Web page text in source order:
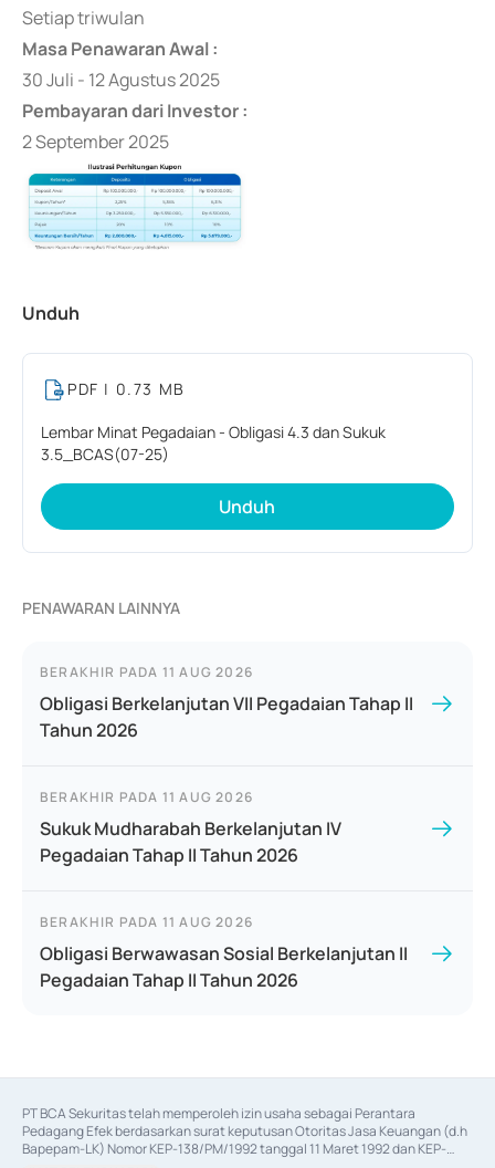
Setiap triwulan
Masa Penawaran Awal :
30 Juli - 12 Agustus 2025
Pembayaran dari Investor :
2 September 2025
Unduh
PDF | 0.73 MB
Lembar Minat Pegadaian - Obligasi 4.3 dan Sukuk
3.5_BCAS(07-25)
Unduh
PENAWARAN LAINNYA
BERAKHIR PADA 11 AUG 2026
Obligasi Berkelanjutan VII Pegadaian Tahap II
Tahun 2026
BERAKHIR PADA 11 AUG 2026
Sukuk Mudharabah Berkelanjutan IV
Pegadaian Tahap II Tahun 2026
BERAKHIR PADA 11 AUG 2026
Obligasi Berwawasan Sosial Berkelanjutan II
Pegadaian Tahap II Tahun 2026
PT BCA Sekuritas telah memperoleh izin usaha sebagai Perantara
Pedagang Efek berdasarkan surat keputusan Otoritas Jasa Keuangan (d.h
Bapepam-LK) Nomor KEP-138/PM/1992 tanggal 11 Maret 1992 dan KEP-